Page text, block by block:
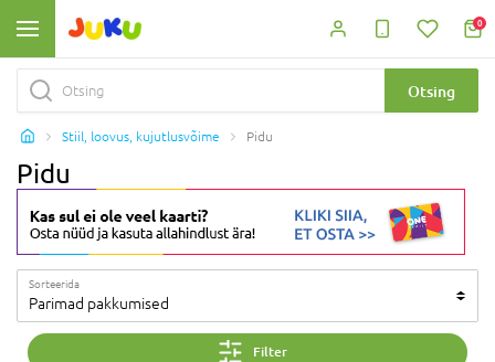
0
Otsing
Stiil, loovus, kujutlusvõime Pidu
Pidu
Sorteerida
Parimad pakkumised
Filter